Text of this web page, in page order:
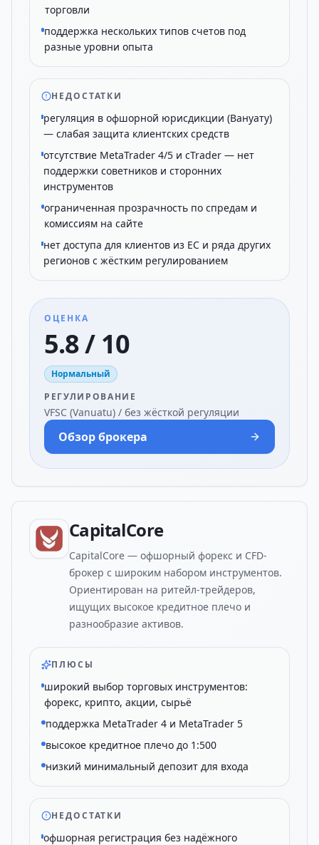
торговли
поддержка нескольких типов счетов под
разные уровни опыта
НЕДОСТАТКИ
регуляция в офшорной юрисдикции (Вануату)
— слабая защита клиентских средств
отсутствие MetaTrader 4/5 и cTrader — нет
поддержки советников и сторонних
инструментов
ограниченная прозрачность по спредам и
комиссиям на сайте
нет доступа для клиентов из ЕС и ряда других
регионов с жёстким регулированием
ОЦЕНКА
5.8 / 10
Нормальный
РЕГУЛИРОВАНИЕ
VFSC (Vanuatu) / без жёсткой регуляции
Обзор брокера
CapitalCore
CapitalCore — офшорный форекс и CFD-
брокер с широким набором инструментов.
Ориентирован на ритейл-трейдеров,
ищущих высокое кредитное плечо и
разнообразие активов.
ПЛЮСЫ
широкий выбор торговых инструментов:
форекс, крипто, акции, сырьё
поддержка MetaTrader 4 и MetaTrader 5
высокое кредитное плечо до 1:500
низкий минимальный депозит для входа
НЕДОСТАТКИ
офшорная регистрация без надёжного